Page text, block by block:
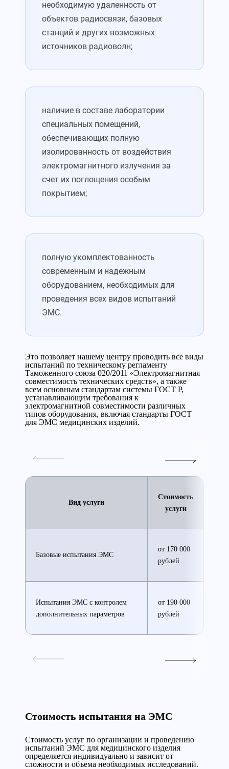
необходимую удаленность от
объектов радиосвязи, базовых
станций и других возможных
источников радиоволн;
наличие в составе лаборатории
специальных помещений,
обеспечивающих полную
изолированность от воздействия
электромагнитного излучения за
счет их поглощения особым
покрытием;
полную укомплектованность
современным и надежным
оборудованием, необходимых для
проведения всех видов испытаний
ЭМС.
Это позволяет нашему центру проводить все виды
испытаний по техническому регламенту
Таможенного союза 020/2011 «Электромагнитная
совместимость технических средств», а также
всем основным стандартам системы ГОСТ Р,
устанавливающим требования к
электромагнитной совместимости различных
типов оборудования, включая стандарты ГОСТ
для ЭМС медицинских изделий.
Вид услуги
Стоимость
услуги
Базовые испытания ЭМС
от 170 000
рублей
Испытания ЭМС с контролем
дополнительных параметров
от 190 000
рублей
Стоимость испытания на ЭМС
Стоимость услуг по организации и проведению
испытаний ЭМС для медицинского изделия
определяется индивидуально и зависит от
сложности и объема необходимых исследований.